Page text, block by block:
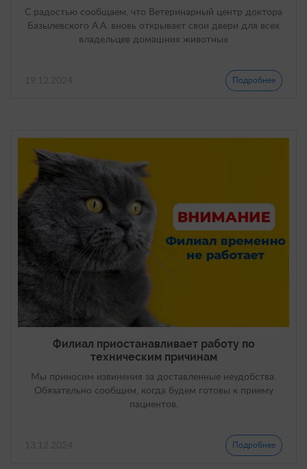
С радостью сообщаем, что Ветеринарный центр доктора
Базылевского А.А. вновь открывает свои двери для всех
владельцев домашних животных
Подробнее
Филиал приостанавливает работу по
техническим причинам
Мы приносим извинения за доставленные неудобства.
Обязательно сообщим, когда будем готовы к приему
пациентов.
Подробнее